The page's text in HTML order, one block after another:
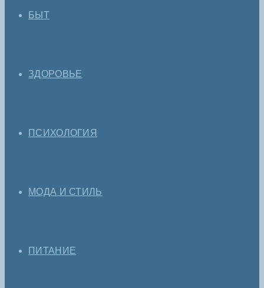
БЫТ
ЗДОРОВЬЕ
ПСИХОЛОГИЯ
МОДА И СТИЛЬ
ПИТАНИЕ